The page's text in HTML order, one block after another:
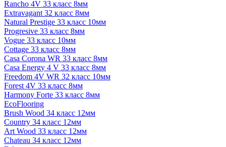
Rancho 4V 33 класс 8мм
Extravagant 32 класс 8мм
Natural Prestige 33 класс 10мм
Progresive 33 класс 8мм
Vogue 33 класс 10мм
Cottage 33 класс 8мм
Casa Corona WR 33 класс 8мм
Casa Energy 4 V 33 класс 8мм
Freedom 4V WR 32 класс 10мм
Forest 4V 33 класс 8мм
Harmony Forte 33 класс 8мм
EcoFlooring
Brush Wood 34 класс 12мм
Country 34 класс 12мм
Art Wood 33 класс 12мм
Chateau 34 класс 12мм